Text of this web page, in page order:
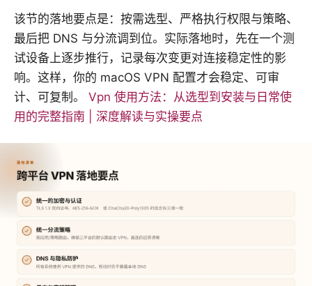
该节的落地要点是：按需选型、严格执行权限与策略、
最后把 DNS 与分流调到位。实际落地时，先在一个测
试设备上逐步推行，记录每次变更对连接稳定性的影
响。这样，你的 macOS VPN 配置才会稳定、可审
计、可复制。 Vpn 使用方法：从选型到安装与日常使
用的完整指南 | 深度解读与实操要点